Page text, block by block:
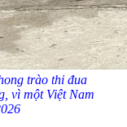
trào thi đua
vì một Việt Nam